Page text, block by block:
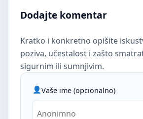
Dodajte komentar
Kratko i konkretno opišite
poziva, učestalost i zašto
sigurnim ili sumnjivim.
Vaše ime (opcionalno)